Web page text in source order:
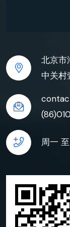
北京市
中关村
周一